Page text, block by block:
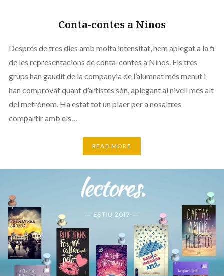
Conta-contes a Ninos
Després de tres dies amb molta intensitat, hem aplegat a la fi
de les representacions de conta-contes a Ninos. Els tres
grups han gaudit de la companyia de l’alumnat més menut i
han comprovat quant d’artistes són, aplegant al nivell més alt
del metrònom. Ha estat tot un plaer per a nosaltres
compartir amb els…
READ MORE